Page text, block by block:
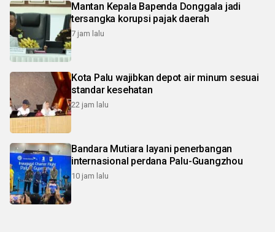
Mantan Kepala Bapenda Donggala jadi
tersangka korupsi pajak daerah
7 jam lalu
Kota Palu wajibkan depot air minum sesuai
standar kesehatan
22 jam lalu
Bandara Mutiara layani penerbangan
internasional perdana Palu-Guangzhou
10 jam lalu